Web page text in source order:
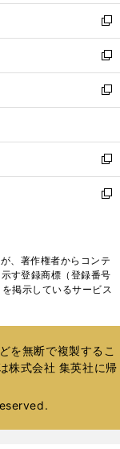
開
く
ウ
で
開
く
ン
ド
ウ
で
開
く
ウ
ィ
ン
ド
ウ
で
開
し
い
ウ
ィ
ン
ド
ウ
開
く
新
し
い
ウ
ィ
ン
ウ
で
開
く
新
し
い
ウ
ン
ド
ウ
で
新
し
ウ
ィ
ン
ド
く
新
し
い
ド
ウ
で
新
ィ
ン
ド
開
く
、著作権者からコンテ
す登録商標（登録番号
掲示しているサービス
を無断で複製するこ
株式会社 集英社に帰